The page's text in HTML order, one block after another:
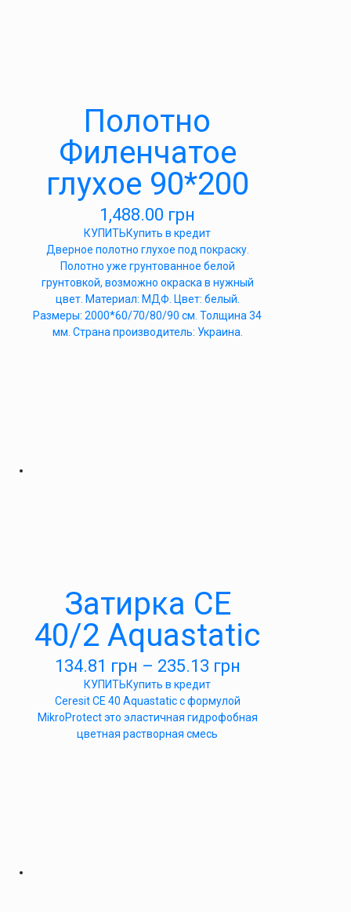
Полотно
Филенчатое
глухое 90*200
1,488.00 грн
КУПИТЬКупить в кредит
Дверное полотно глухое под покраску.
Полотно уже грунтованное белой
грунтовкой, возможно окраска в нужный
цвет. Материал: МДФ. Цвет: белый.
Размеры: 2000*60/70/80/90 см. Толщина 34
мм. Страна производитель: Украина.
Затирка СЕ
40/2 Aquastatic
134.81 грн – 235.13 грн
КУПИТЬКупить в кредит
Ceresit CE 40 Aquastatic c формулой
MikroProtect это эластичная гидрофобная
цветная растворная смесь